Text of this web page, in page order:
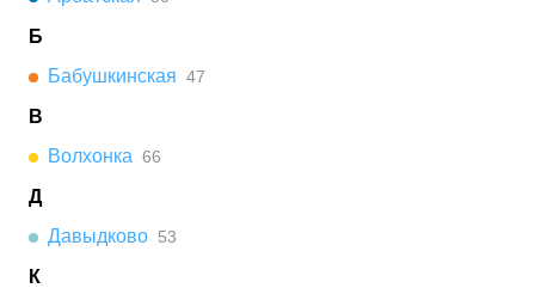
Б
Бабушкинская 47
В
Волхонка 66
Д
Давыдково 53
К